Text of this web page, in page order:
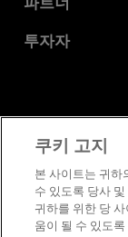
문의하기
미디어 라이브러
사례 연구
AMD 파트너 허브
투자자
이사위원회
거버넌스 문서
SEC 신고서
쿠키 고지
본 사이트는 귀하
수 있도록 당사
귀하를 위한 당
움이 될 수 있도